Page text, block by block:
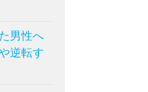
男性へ
逆転す